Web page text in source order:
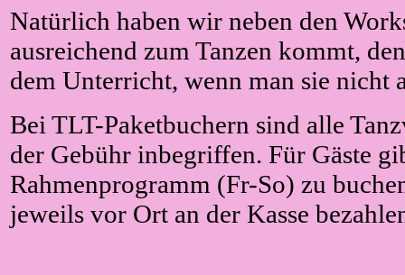
Natürlich haben wir neben den
ausreichend zum Tanzen kommt,
dem Unterricht, wenn man sie nicht
Bei TLT-Paketbuchern sind alle
der Gebühr inbegriffen. Für Gäste
Rahmenprogramm (Fr-So) zu
jeweils vor Ort an der Kasse